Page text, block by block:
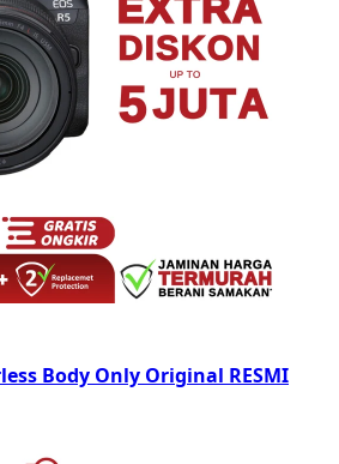
Body Only Original RESMI